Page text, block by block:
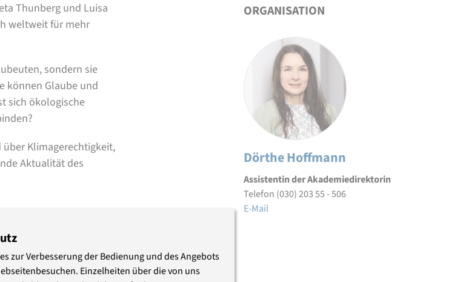
Thunberg und Luisa
weltweit für mehr
sondern sie
können Glaube und
sich ökologische
Klimagerechtigkeit,
Aktualität des
beten – betend
den
Jedes Jahr steht ein
ORGANISATION
Dörthe Hoffmann
Assistentin der Akademiedirektorin
Telefon (030) 203 55 - 506
E-Mail
zur Verbesserung der Bedienung und des Angebots
Einzelheiten über die von uns